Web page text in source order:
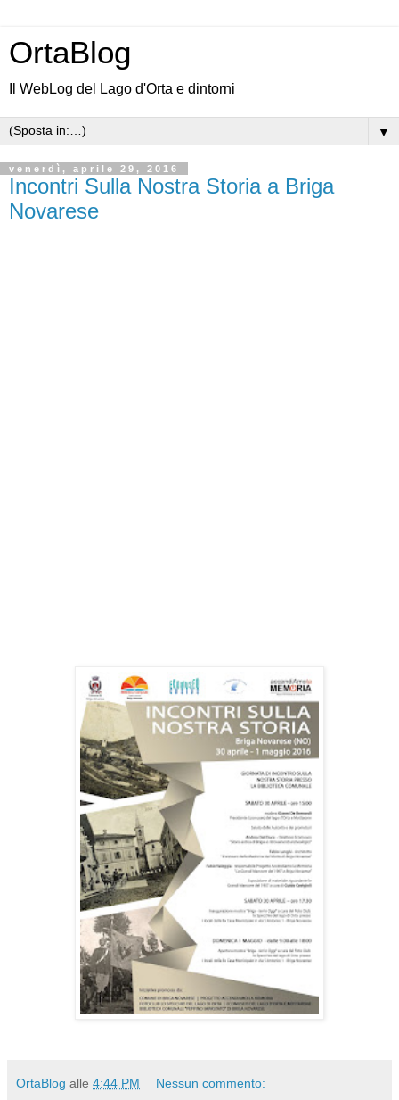
OrtaBlog
Il WebLog del Lago d'Orta e dintorni
▼
venerdì, aprile 29, 2016
Incontri Sulla Nostra Storia a Briga
Novarese
OrtaBlog alle 4:44 PM Nessun commento: